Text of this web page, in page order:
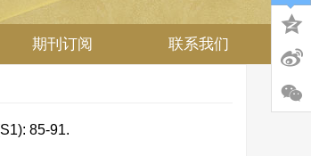
期刊订阅 联系我们
85-91.